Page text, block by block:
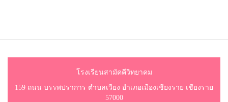
โรงเรียนสามัคคีวิทยาคม
159 ถนน บรรพปราการ ตำบลเวียง อำเภอเมืองเชียงราย เชียงราย
57000